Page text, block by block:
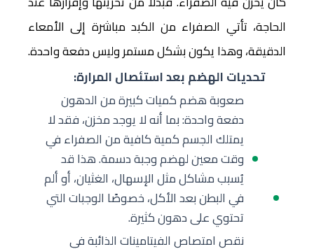
الحاجة، تأتي الصفراء من الكبد مباشرة إلى الأمعاء
الدقيقة، وهذا يكون بشكل مستمر وليس دفعة واحدة.
تحديات الهضم بعد استئصال المرارة:
صعوبة هضم كميات كبيرة من الدهون
دفعة واحدة: بما أنه لا يوجد مخزن، فقد لا
يمتلك الجسم كمية كافية من الصفراء في
وقت معين لهضم وجبة دسمة. هذا قد
يُسبب مشاكل مثل الإسهال، الغثيان، أو ألم
في البطن بعد الأكل، خصوصًا الوجبات التي
تحتوي على دهون كثيرة.
نقص امتصاص الفيتامينات الذائبة في